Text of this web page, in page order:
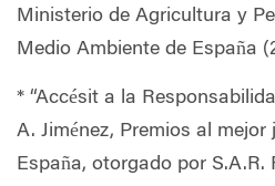
Ministerio de Agricultura y
Medio Ambiente de España
* “Accésit a la
A. Jiménez, Premios al
España, otorgado por S.A.R.